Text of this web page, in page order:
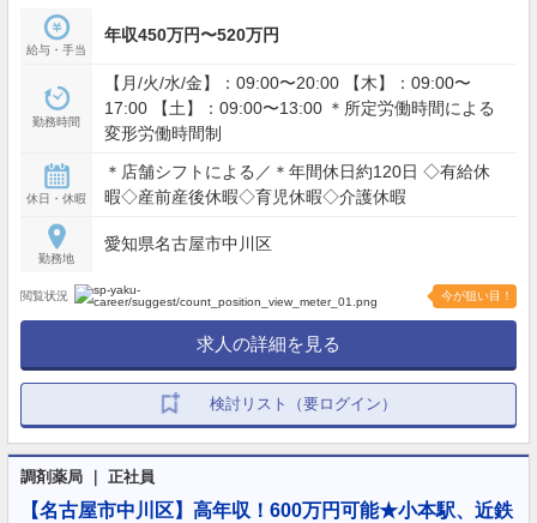
給与・手当
年収450万円〜520万円
勤務時間
【月/火/水/金】：09:00〜20:00 【木】：09:00〜
17:00 【土】：09:00〜13:00 ＊所定労働時間による
変形労働時間制
休日・休暇
＊店舗シフトによる／＊年間休日約120日 ◇有給休
暇◇産前産後休暇◇育児休暇◇介護休暇
勤務地
愛知県名古屋市中川区
閲覧状況 今が狙い目！
求人の詳細を見る
検討リスト（要ログイン）
調剤薬局 ｜ 正社員
【名古屋市中川区】高年収！600万円可能★小本駅、近鉄